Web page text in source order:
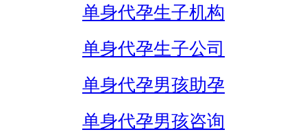
单身代孕生子机构
单身代孕生子公司
单身代孕男孩助孕
单身代孕男孩咨询